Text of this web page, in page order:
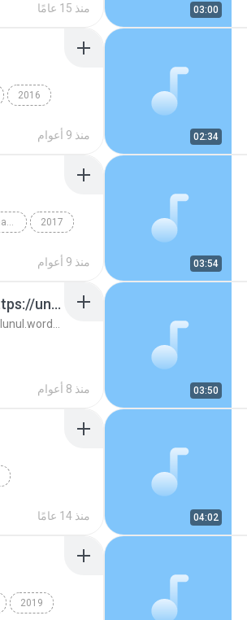
منذ 15 عامًا 03:00
2016
منذ 9 أعوام 02:34
Realidade - Ao Vivo Em Manaus 2017
منذ 9 أعوام 03:54
13. Ujung Aspal Pondok Gede - https://unulunul.wordpress.com/2016/11/11/iwan-fals-album-best-of-the-best-audio-flac
منذ 8 أعوام 03:50
منذ 14 عامًا 04:02
2019